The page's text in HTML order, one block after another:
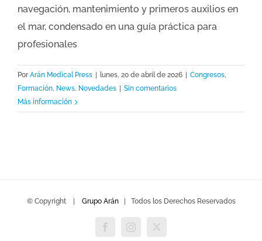
navegación, mantenimiento y primeros auxilios en
el mar, condensado en una guía práctica para
profesionales
PorArán Medical Press lunes, 20 de abril de 2026 Congresos,
Formación, News, Novedades
Sin comentarios
Más información
© Copyright Grupo Arán| Todos los Derechos Reservados
FacebookInstagram